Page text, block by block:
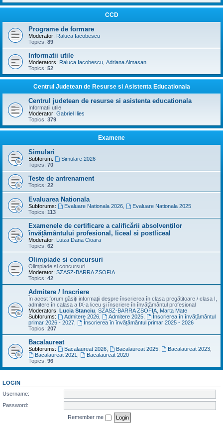
CCD
Programe de formare
Moderator: Raluca Iacobescu
Topics: 89
Informatii utile
Moderators: Raluca Iacobescu Adriana Almasan
Topics: 52
Centrul Judetean de Resurse si Asistenta Educationala
Centrul judetean de resurse si asistenta educationala
Informatii utile
Moderator: Gabriel Ilies
Topics: 379
Examene
Simulari
Subforum:
Simulare 2026
Topics: 70
Teste de antrenament
Topics: 22
Evaluarea Nationala
Subforums: Evaluare Nationala 2026,
Evaluare Nationala 2025
Topics: 113
Examenele de certificare a calificării absolvenților
învățământului profesional, liceal si postliceal
Moderator: Luiza Dana Cioara
Topics: 62
Olimpiade si concursuri
Olimpiade si concursuri
Moderator: SZASZ-BARRA ZSOFIA
Topics: 42
Admitere / Inscriere
În acest forum găsiţi informaţii despre înscrierea în clasa pregătitoare / clasa I,
admitere în calasa a IX-a liceu şi înscriere în învăţământul profesional
Moderators: Lucia Stanciu SZASZ-BARRA ZSOFIA Marta Mate
Subforums:
Admitere 2026, Admitere 2025,
Înscrierea în învățământul
primar 2026 - 2027
Înscrierea în învățământul primar 2025 - 2026
Topics: 207
Bacalaureat
Subforums: Bacalaureat 2026, Bacalaureat 2025, Bacalaureat 2023,
Bacalaureat 2021
Bacalaureat 2020
Topics: 96
LOGIN
Username:
Password:
Remember me